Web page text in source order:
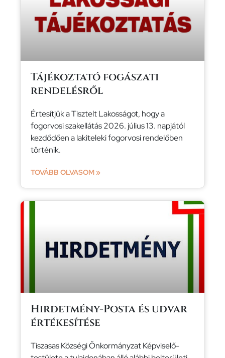
Tájékoztató fogászati
rendelésről
Értesítjük a Tisztelt Lakosságot, hogy a
fogorvosi szakellátás 2026. július 13. napjától
kezdődően a lakiteleki fogorvosi rendelőben
történik.
TOVÁBB OLVASOM »
Hirdetmény-Posta és udvar
értékesítése
Tiszasas Községi Önkormányzat Képviselő-